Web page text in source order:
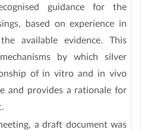
guidance for the
based on experience in
available evidence. This
by which silver
of in vitro and in vivo
and provides a rationale for
a draft document was